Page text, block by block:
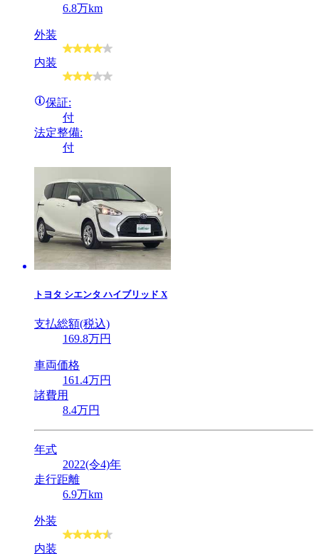
6.8万km
外装
内装
保証:
付
法定整備:
付
トヨタ シエンタ ハイブリッド X
支払総額(税込)
169.8万円
車両価格
161 .4万円
諸費用
8.4万円
年式
2022(令4)年
走行距離
6.9万km
外装
内装